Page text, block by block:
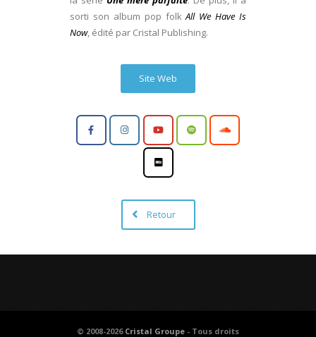
sorti son album pop folkAll We Have Is
Now, édité par Cristal Publishing.
Site Web
Retour
© 2008-2026 Cristal Groupe - Tous droits